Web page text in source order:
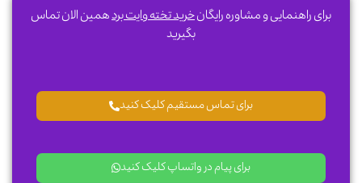
برای راهنمایی و مشاوره رایگانخرید تخته وایت بردهمین الان تماس
بگیرید
برای تماس مستقیم کلیک کنید
برای پیام در واتساپ کلیک کنید